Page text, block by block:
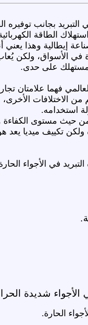
بجانب توفيره
الطاقة
إيطالية وهذا
في الأسواق، ولكن
مستهلك على حدى.
فهما علامتان
الاختلافات الأخرى،
استخدامه.
حيث مستوى الكفاءة
تكييف ميديا يعد
في الأجواء
شديدة
الحارة.